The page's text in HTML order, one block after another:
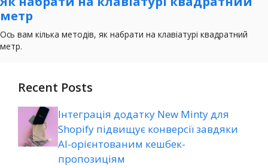
Recent Posts
Інтеграція додатку New Minty для
Shopify підвищує конверсії завдяки
AI-орієнтованим кешбек-
пропозиціям